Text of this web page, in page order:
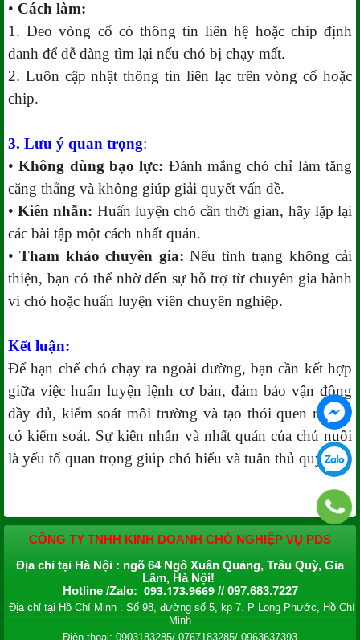
• Cách làm:
1. Đeo vòng cổ có thông tin liên hệ hoặc chip định
danh để dễ dàng tìm lại nếu chó bị chạy mất.
2. Luôn cập nhật thông tin liên lạc trên vòng cổ hoặc
chip.
3. Lưu ý quan trọng:
•Không dùng bạo lực: Đánh mắng chó chỉ làm tăng
căng thẳng và không giúp giải quyết vấn đề.
•Kiên nhẫn: Huấn luyện chó cần thời gian, hãy lặp lại
các bài tập một cách nhất quán.
•Tham khảo chuyên gia: Nếu tình trạng không cải
thiện, bạn có thể nhờ đến sự hỗ trợ từ chuyên gia hành
vi chó hoặc huấn luyện viên chuyên nghiệp.
Kết luận:
Để hạn chế chó chạy ra ngoài đường, bạn cần kết hợp
giữa việc huấn luyện lệnh cơ bản, đảm bảo vận động
đầy đủ, kiểm soát môi trường và tạo thói quen ra vào
có kiểm soát. Sự kiên nhẫn và nhất quán của chủ nuôi
là yếu tố quan trọng giúp chó hiểu và tuân thủ quy tắc.
CÔNG TY TNHH KINH DOANH CHÓ NGHIỆP VỤ PDS
Địa chỉ tại Hà Nội : ngõ 64 Ngô Xuân Quảng, Trâu Quỳ, Gia
Lâm, Hà Nội!
Hotline /Zalo: 093.173.9669// 097.683.7227
Địa chỉ tại Hồ Chí Minh : Số 98, đường số 5, kp 7. P Long Phước, Hồ Chí
Minh
Điện thoại: 0903183285/ 0767183285/ 0963637393